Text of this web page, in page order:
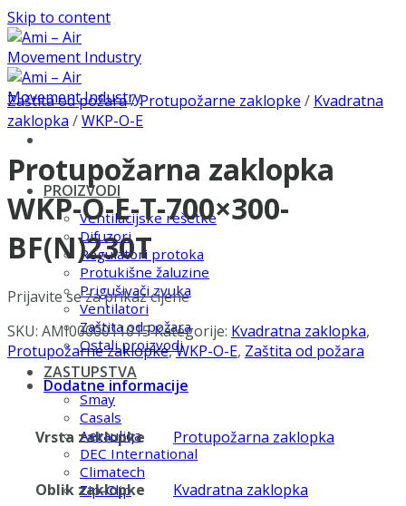
Skip to content
PROIZVODI
Ventilacijske rešetke
Difuzori
Regulatori protoka
Protukišne žaluzine
Prigušivači zvuka
Ventilatori
Zaštita od požara
Ostali proizvodi
ZASTUPSTVA
Smay
Casals
Aerauliqa
DEC International
Climatech
Zip-Clip
Zaštita od požara/Protupožarne zaklopke / Kvadratna
zaklopka /WKP-O-E
Protupožarna zaklopka
WKP-O-E-T-700×300-
BF(N)230T
Prijavite se za prikaz cijene
SKU: AMI0000011015Kategorije: Kvadratna zaklopka,
Protupožarne zaklopke,WKP-O-E, Zaštita od požara
Dodatne informacije
Vrsta zaklopke Protupožarna zaklopka
Oblik zaklopke Kvadratna zaklopka